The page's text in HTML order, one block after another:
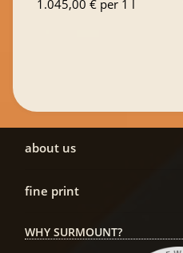
1.045,00 € per 1 l
about us
fine print
WHY SURMOUNT?